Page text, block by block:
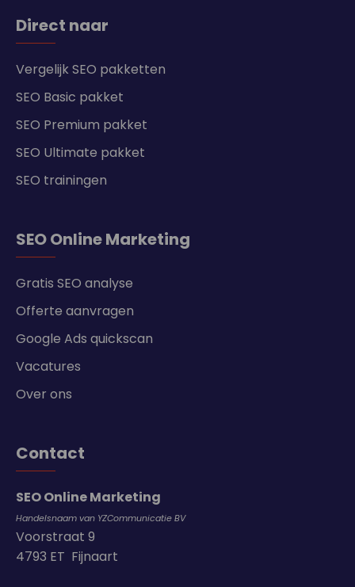
Direct naar
Vergelijk SEO pakketten
SEO Basic pakket
SEO Premium pakket
SEO Ultimate pakket
SEO trainingen
SEO Online Marketing
Gratis SEO analyse
Offerte aanvragen
Google Ads quickscan
Vacatures
Over ons
Contact
SEO Online Marketing
Handelsnaam van YZCommunicatie BV
Voorstraat 9
4793 ET Fijnaart